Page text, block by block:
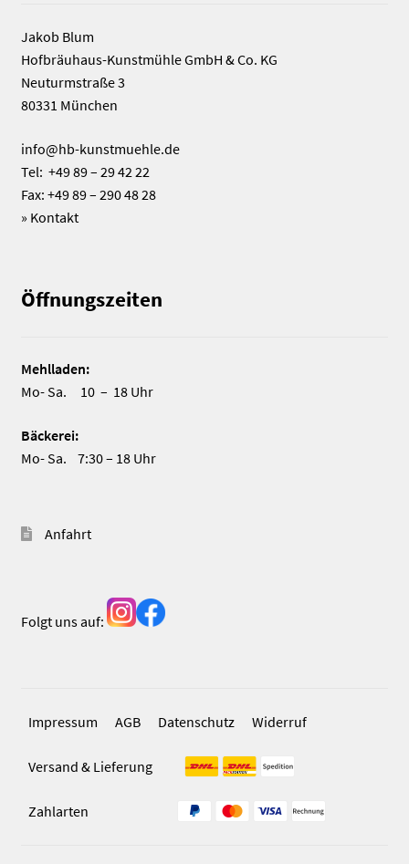
Jakob Blum
Hofbräuhaus-Kunstmühle GmbH & Co. KG
Neuturmstraße 3
80331 München
info@hb-kunstmuehle.de
Tel: +49 89 – 29 42 22
Fax: +49 89 – 290 48 28
» Kontakt
Öffnungszeiten
Mehlladen:
Mo- Sa. 10 – 18 Uhr
Bäckerei:
Mo- Sa. 7:30 – 18 Uhr
Anfahrt
Folgt uns auf:
Impressum AGB Datenschutz Widerruf
Versand & Lieferung
Zahlarten